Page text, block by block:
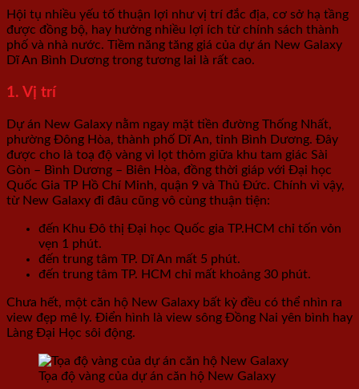
Hội tụ nhiều yếu tố thuận lợi như vị trí đắc địa, cơ sở hạ tầng
được đồng bộ, hay hưởng nhiều lợi ích từ chính sách thành
phố và nhà nước. Tiềm năng tăng giá của dự án New Galaxy
Dĩ An Bình Dương trong tương lai là rất cao.
1. Vị trí
Dự án New Galaxy nằm ngay mặt tiền đường Thống Nhất,
phường Đông Hòa, thành phố Dĩ An, tỉnh Bình Dương. Đây
được cho là toạ độ vàng vì lọt thỏm giữa khu tam giác Sài
Gòn – Bình Dương – Biên Hòa, đồng thời giáp với Đại học
Quốc Gia TP Hồ Chí Minh, quận 9 và Thủ Đức. Chính vì vậy,
từ New Galaxy đi đâu cũng vô cùng thuận tiện:
đến Khu Đô thị Đại học Quốc gia TP.HCM chỉ tốn vỏn
vẹn 1 phút.
đến trung tâm TP. Dĩ An mất 5 phút.
đến trung tâm TP. HCM chỉ mất khoảng 30 phút.
Chưa hết, một căn hộ New Galaxy bất kỳ đều có thể nhìn ra
view đẹp mê ly. Điển hình là view sông Đồng Nai yên bình hay
Làng Đại Học sôi động.
Tọa độ vàng của dự án căn hộ New Galaxy